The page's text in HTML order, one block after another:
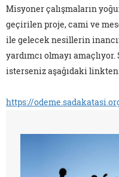
Misyoner çalışmaların
geçirilen proje, cami ve
ile gelecek nesillerin
yardımcı olmayı
isterseniz aşağıdaki
https://